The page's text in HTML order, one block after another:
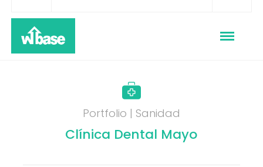
Portfolio | Sanidad
Clínica Dental Mayo